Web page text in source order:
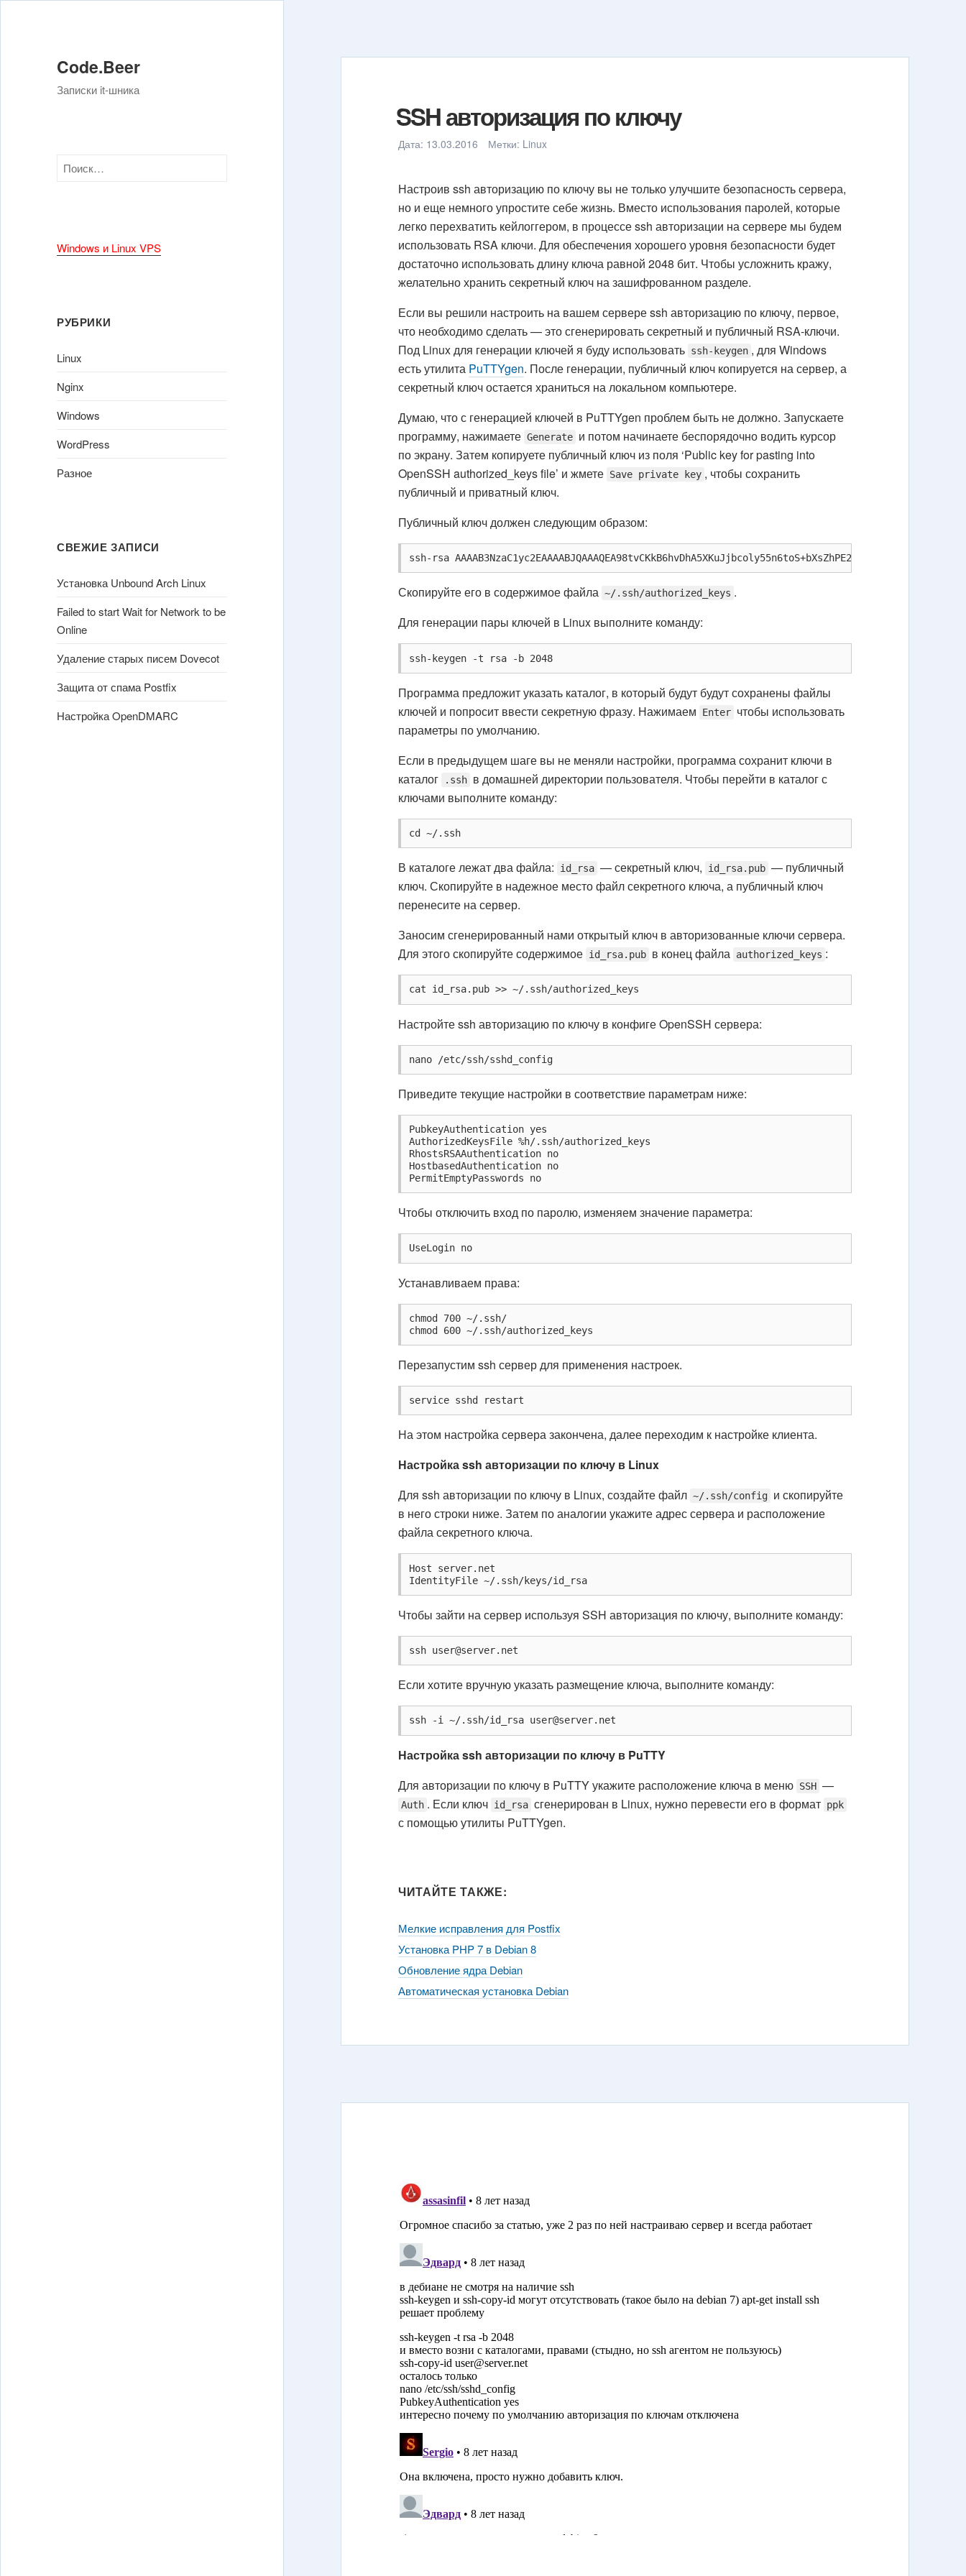
Code.Beer
Записки it-шника
Н
:Windows и Linux VPS
РУБРИКИ
Linux
Nginx
Windows
WordPress
Разное
СВЕЖИЕ ЗАПИСИ
Установка Unbound Arch Linux
Failed to start Wait for Network to be
Online
Удаление старых писем Dovecot
Защита от спама Postfix
Настройка OpenDMARC
SSH авторизация по ключу
Дата: 13.03.2016 Метки: Linux
Настроив ssh авторизацию по ключу вы не только улучшите безопасность сервера,
но и еще немного упростите себе жизнь. Вместо использования паролей, которые
легко перехватить кейлоггером, в процессе ssh авторизации на сервере мы будем
использовать RSA ключи. Для обеспечения хорошего уровня безопасности будет
достаточно использовать длину ключа равной 2048 бит. Чтобы усложнить кражу,
желательно хранить секретный ключ на зашифрованном разделе.
Если вы решили настроить на вашем сервере ssh авторизацию по ключу, первое,
что необходимо сделать — это сгенерировать секретный и публичный RSA-ключи.
Под Linux для генерации ключей я буду использовать ssh-keygen , для Windows
есть утилита PuTTYgen. После генерации, публичный ключ копируется на сервер, а
секретный ключ остается храниться на локальном компьютере.
Думаю, что с генерацией ключей в PuTTYgen проблем быть не должно. Запускаете
программу, нажимаете Generate и потом начинаете беспорядочно водить курсор
по экрану. Затем копируете публичный ключ из поля ‘Public key for pasting into
OpenSSH authorized_keys file’ и жмете Save private key , чтобы сохранить
публичный и приватный ключ.
Публичный ключ должен следующим образом:
ssh-rsa
Скопируйте его в содержимое файла ~/.ssh/authorized_keys .
Для генерации пары ключей в Linux выполните команду:
ssh-keygen -t rsa -b 2048
Программа предложит указать каталог, в который будут будут сохранены файлы
ключей и попросит ввести секретную фразу. Нажимаем
Enter чтобы использовать
параметры по умолчанию.
Если в предыдущем шаге вы не меняли настройки, программа сохранит ключи в
каталог
.ssh в домашней директории пользователя. Чтобы перейти в каталог с
ключами выполните команду:
cd ~/.ssh
В каталоге лежат два файла: id_rsa — секретный ключ, id_rsa.pub — публичный
ключ. Скопируйте в надежное место файл секретного ключа, а публичный ключ
перенесите на сервер.
Заносим сгенерированный нами открытый ключ в авторизованные ключи сервера.
Для этого скопируйте содержимое id_rsa.pub в конец файла authorized_keys :
cat id_rsa.pub >> ~/.ssh/authorized_keys
Настройте ssh авторизацию по ключу в конфиге OpenSSH сервера:
nano /etc/ssh/sshd_config
Приведите текущие настройки в соответствие параметрам ниже:
PubkeyAuthentication yes
AuthorizedKeysFile %h/.ssh/authorized_keys
RhostsRSAAuthentication no
HostbasedAuthentication no
PermitEmptyPasswords no
Чтобы отключить вход по паролю, изменяем значение параметра:
UseLogin no
Устанавливаем права:
chmod 700 ~/.ssh/
chmod 600 ~/.ssh/authorized_keys
Перезапустим ssh сервер для применения настроек.
service sshd restart
На этом настройка сервера закончена, далее переходим к настройке клиента.
Настройка ssh авторизации по ключу в Linux
Для ssh авторизации по ключу в Linux, создайте файл ~/.ssh/config и скопируйте
в него строки ниже. Затем по аналогии укажите адрес сервера и расположение
файла секретного ключа.
Host server.net
IdentityFile ~/.ssh/keys/id_rsa
Чтобы зайти на сервер используя SSH авторизация по ключу, выполните команду:
ssh user@server.net
Если хотите вручную указать размещение ключа, выполните команду:
ssh -i ~/.ssh/id_rsa user@server.net
Настройка ssh авторизации по ключу в PuTTY
Для авторизации по ключу в PuTTY укажите расположение ключа в меню SSH —
Auth . Если ключ id_rsa сгенерирован в Linux, нужно перевести его в формат ppk
с помощью утилиты PuTTYgen.
ЧИТАЙТЕ ТАКЖЕ:
Мелкие исправления для Postfix
Установка PHP 7 в Debian 8
Обновление ядра Debian
Автоматическая установка Debian